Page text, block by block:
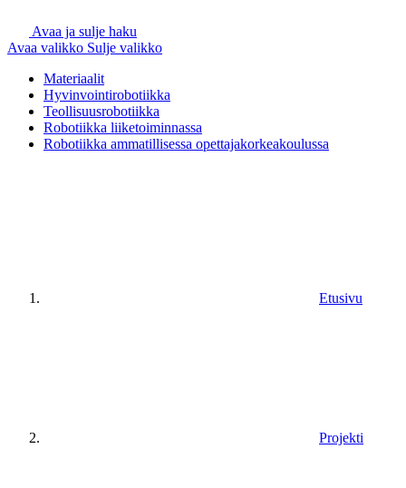
Avaa ja sulje haku
Avaa valikko Sulje valikko
Materiaalit
Hyvinvointirobotiikka
Teollisuusrobotiikka
Robotiikka liiketoiminnassa
Robotiikka ammatillisessa opettajakorkeakoulussa
Etusivu
Projekti